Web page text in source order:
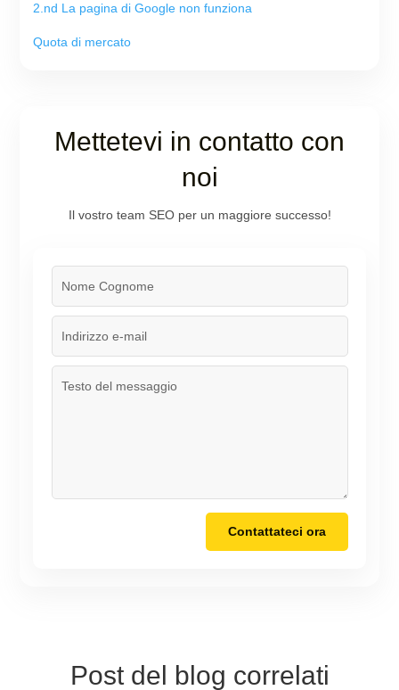
2.nd La pagina di Google non funziona
Quota di mercato
Mettetevi in contatto con
noi
Il vostro team SEO per un maggiore successo!
Contattateci ora
Post del blog correlati